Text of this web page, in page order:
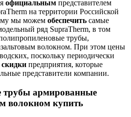
официальным представителем
на территории Российской
мы можем обеспечить самые
ряд SupraTherm, в том
трубы,
волокном. При этом цены
поскольку периодически
предприятия, которые
представители компании.
армированные
волокном купить